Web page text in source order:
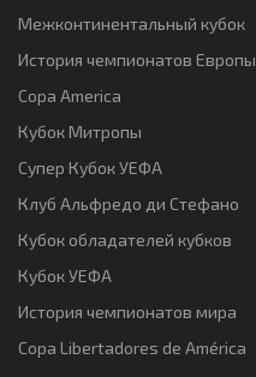
Межконтинентальный кубок
История чемпионатов Европы
Copa America
Кубок Митропы
Супер Кубок УЕФА
Клуб Альфредо ди Стефано
Кубок обладателей кубков
Кубок УЕФА
История чемпионатов мира
Copa Libertadores de América